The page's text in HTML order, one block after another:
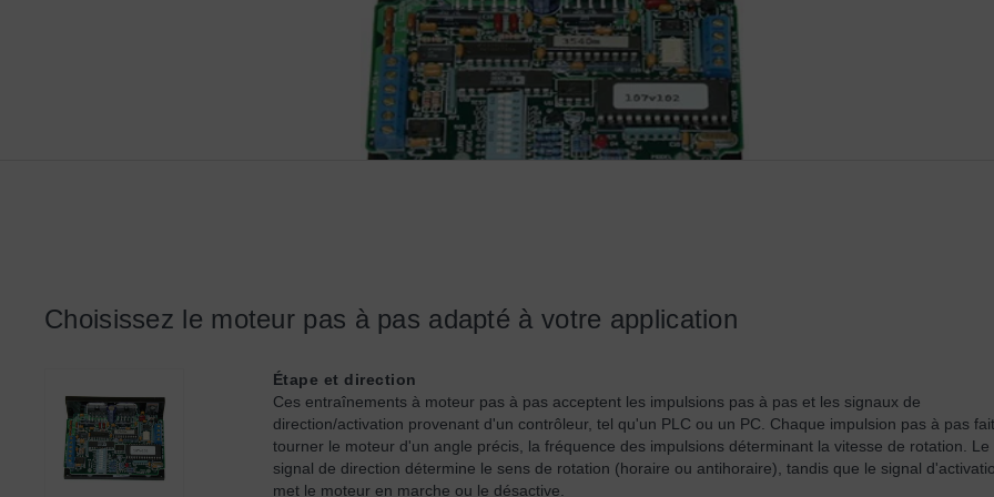
Choisissez le moteur pas à pas adapté à votre application
Étape et direction
Ces entraînements à moteur pas à pas acceptent les impulsions pas à pas et les signaux de
direction/activation provenant d'un contrôleur, tel qu'un PLC ou un PC. Chaque impulsion pas à pas fait
tourner le moteur d'un angle précis, la fréquence des impulsions déterminant la vitesse de rotation. Le
signal de direction détermine le sens de rotation (horaire ou antihoraire), tandis que le signal
met le moteur en marche ou le désactive.